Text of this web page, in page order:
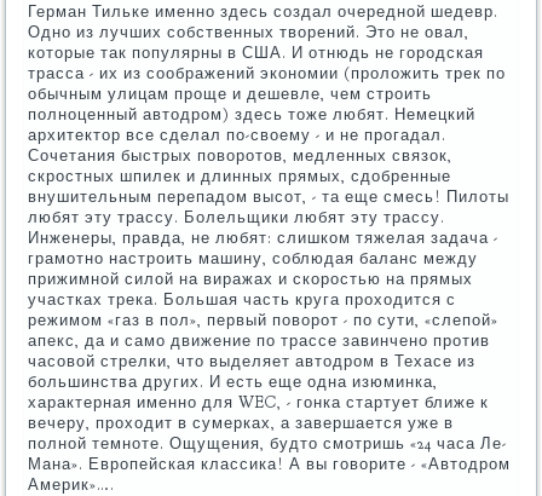
Герман Тильке именно здесь создал очередной шедевр.
Одно из лучших собственных творений. Это не овал,
которые так популярны в США. И отнюдь не городская
трасса - их из соображений экономии (проложить трек по
обычным улицам проще и дешевле, чем строить
полноценный автодром) здесь тоже любят. Немецкий
архитектор все сделал по-своему - и не прогадал.
Сочетания быстрых поворотов, медленных связок,
скростных шпилек и длинных прямых, сдобренные
внушительным перепадом высот, - та еще смесь! Пилоты
любят эту трассу. Болельщики любят эту трассу.
Инженеры, правда, не любят: слишком тяжелая задача -
грамотно настроить машину, соблюдая баланс между
прижимной силой на виражах и скоростью на прямых
участках трека. Большая часть круга проходится с
режимом «газ в пол», первый поворот - по сути, «слепой»
апекс, да и само движение по трассе завинчено против
часовой стрелки, что выделяет автодром в Техасе из
большинства других. И есть еще одна изюминка,
характерная именно для WEC, - гонка стартует ближе к
вечеру, проходит в сумерках, а завершается уже в
полной темноте. Ощущения, будто смотришь «24 часа Ле-
Мана». Европейская классика! А вы говорите - «Автодром
Америк»….